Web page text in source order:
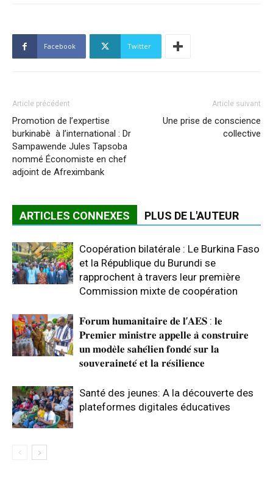
Facebook Twitter
Article précédent
Promotion de l’expertise
burkinabè à l’international : Dr
Sampawende Jules Tapsoba
nommé Économiste en chef
adjoint de Afreximbank
Article suivant
Une prise de conscience
collective
ARTICLES CONNEXES PLUS DE L'AUTEUR
Coopération bilatérale : Le Burkina Faso
et la République du Burundi se
rapprochent à travers leur première
Commission mixte de coopération
𝐅𝐨𝐫𝐮𝐦 𝐡𝐮𝐦𝐚𝐧𝐢𝐭𝐚𝐢𝐫𝐞 𝐝𝐞 𝐥’𝐀𝐄𝐒 : 𝐥𝐞
𝐏𝐫𝐞𝐦𝐢𝐞𝐫 𝐦𝐢𝐧𝐢𝐬𝐭𝐫𝐞 𝐚𝐩𝐩𝐞𝐥𝐥𝐞 𝐚̀ 𝐜𝐨𝐧𝐬𝐭𝐫𝐮𝐢𝐫𝐞
𝐮𝐧 𝐦𝐨𝐝𝐞̀𝐥𝐞 𝐬𝐚𝐡𝐞́𝐥𝐢𝐞𝐧 𝐟𝐨𝐧𝐝𝐞́ 𝐬𝐮𝐫 𝐥𝐚
𝐬𝐨𝐮𝐯𝐞𝐫𝐚𝐢𝐧𝐞𝐭𝐞́ 𝐞𝐭 𝐥𝐚 𝐫𝐞́𝐬𝐢𝐥𝐢𝐞𝐧𝐜𝐞
Santé des jeunes: A la découverte des
plateformes digitales éducatives